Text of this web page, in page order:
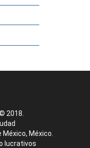
2018.
México, México.
lucrativos